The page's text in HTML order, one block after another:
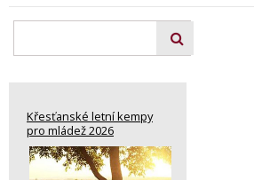
Křesťanské letní kempy
pro mládež 2026